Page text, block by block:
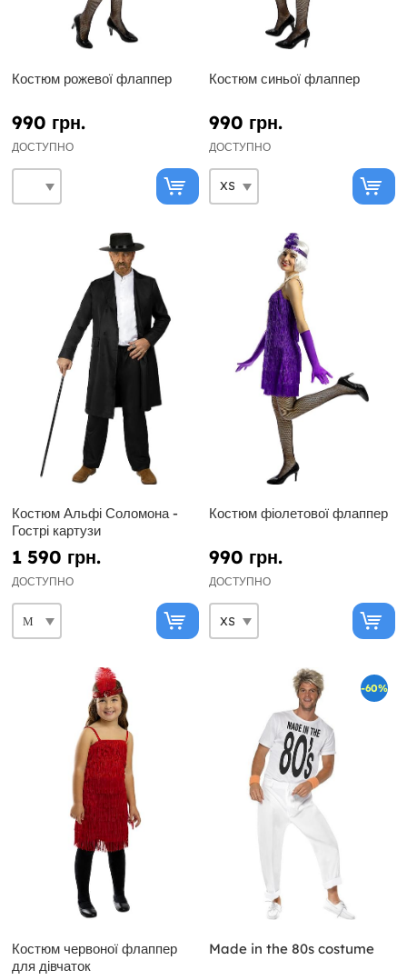
Костюм рожевої флаппер
990 грн.
ДОСТУПНО
Костюм синьої флаппер
990 грн.
ДОСТУПНО
Костюм Альфі Соломона -
Гострі картузи
1 590 грн.
ДОСТУПНО
Костюм фіолетової флаппер
990 грн.
ДОСТУПНО
Костюм червоної флаппер
для дівчаток
-60%
Made in the 80s costume